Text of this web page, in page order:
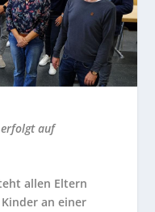
erfolgt auf
allen Eltern
an einer